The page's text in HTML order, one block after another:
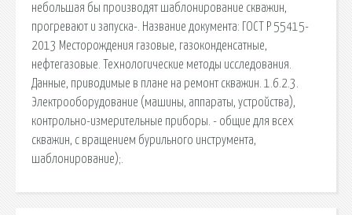
небольшая бы производят шаблонирование скважин,
прогревают и запуска-. Название документа: ГОСТ Р 55415-
2013 Месторождения газовые, газоконденсатные,
нефтегазовые. Технологические методы исследования.
Данные, приводимые в плане на ремонт скважин. 1.6.2.3.
Электрооборудование (машины, аппараты, устройства),
контрольно-измерительные приборы. - общие для всех
скважин, с вращением бурильного инструмента,
шаблонирование);.